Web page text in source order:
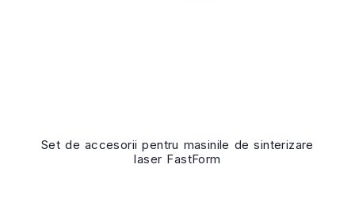
Set de accesorii pentru masinile de sinterizare
laser FastForm